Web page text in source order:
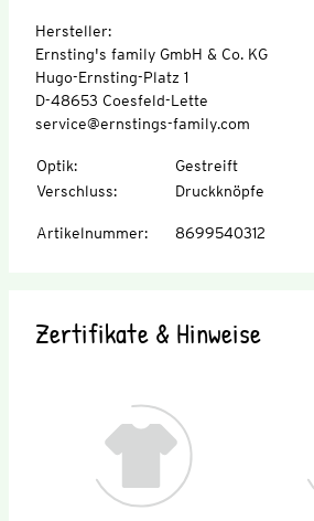
Hersteller:
Ernsting's family GmbH & Co. KG
Hugo-Ernsting-Platz 1
D-48653 Coesfeld-Lette
service@ernstings-family.com
Optik:
Gestreift
Verschluss: Druckknöpfe
Artikelnummer: 8699540312
Zertifikate & Hinweise